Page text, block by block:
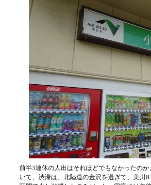
前半3連休の人出はそれほどでもなかったの
いて、渋滞は、北陸道の金沢を過ぎて、美川